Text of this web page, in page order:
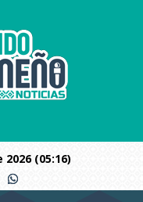
2026 (05:16)